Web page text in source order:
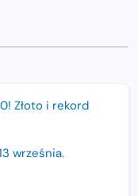
Złoto i rekord
września.